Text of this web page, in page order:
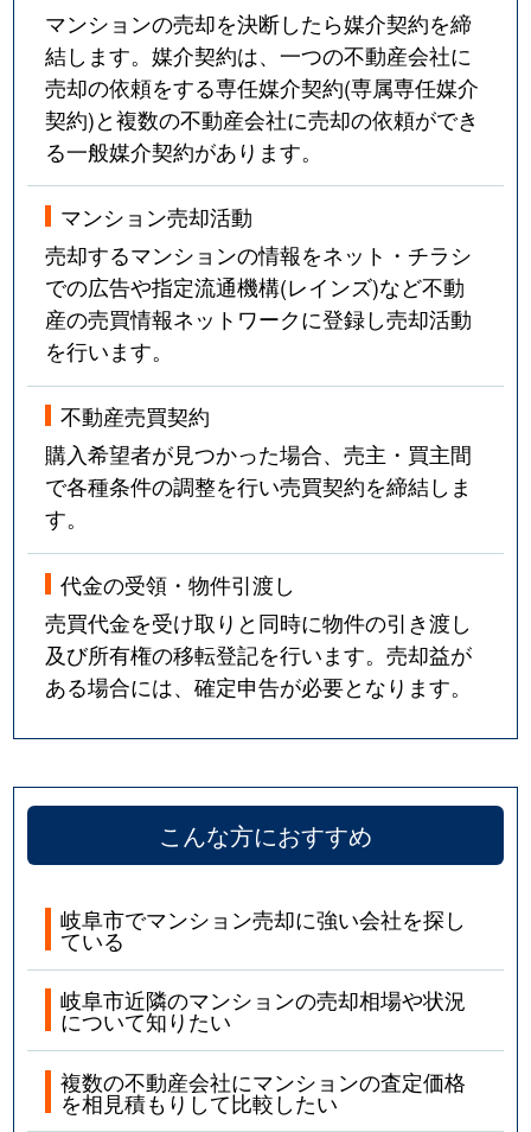
マンションの売却を決断したら媒介契約を締
結します。媒介契約は、一つの不動産会社に
売却の依頼をする専任媒介契約(専属専任媒介
契約)と複数の不動産会社に売却の依頼ができ
る一般媒介契約があります。
マンション売却活動
売却するマンションの情報をネット・チラシ
での広告や指定流通機構(レインズ)など不動
産の売買情報ネットワークに登録し売却活動
を行います。
不動産売買契約
購入希望者が見つかった場合、売主・買主間
で各種条件の調整を行い売買契約を締結しま
す。
代金の受領・物件引渡し
売買代金を受け取りと同時に物件の引き渡し
及び所有権の移転登記を行います。売却益が
ある場合には、確定申告が必要となります。
こんな方におすすめ
岐阜市でマンション売却に強い会社を探し
ている
岐阜市近隣のマンションの売却相場や状況
について知りたい
複数の不動産会社にマンションの査定価格
を相見積もりして比較したい